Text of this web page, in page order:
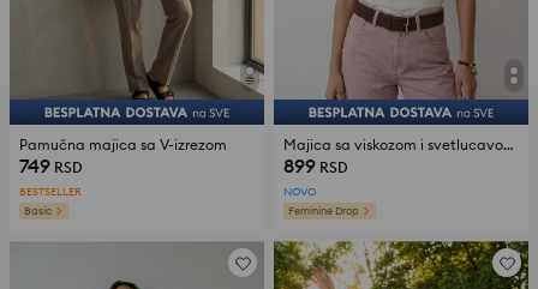
Pamučna majica sa V-izrezom
749 RSD
BESTSELLER
Basic
Majica sa viskozom i svetlucavom aplikacijom medvedića
899 RSD
NOVO
Feminine Drop